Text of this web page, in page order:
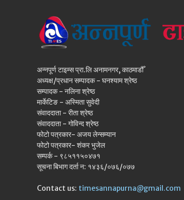
अन्नपूर्ण टाइम्स प्रा.लि अनामनगर, काठमाडौँ
अध्यक्ष/प्रधान सम्पादक - घनश्याम श्रेष्ठ
सम्पादक - नलिना श्रेष्ठ
मार्केटिङ - अस्मिता सुवेदी
संवाददाता - रीता श्रेष्ठ
संवाददाता - गोविन्द श्रेष्ठ
फोटो पत्रकार- अजय लेन्सम्यान
फोटो पत्रकार- शंकर भुजेल
सम्पर्क - ९८५११५०४७१
सूचना बिभाग दर्ता न: १४३६/०७६/०७७
Contact us: timesannapurna@gmail.com